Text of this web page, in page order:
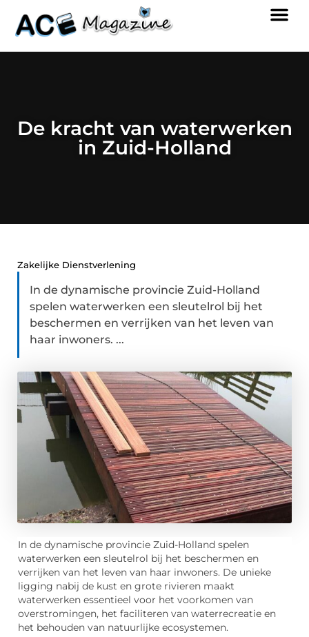
De kracht van waterwerken
in Zuid-Holland
Zakelijke Dienstverlening
In de dynamische provincie Zuid-Holland
spelen waterwerken een sleutelrol bij het
beschermen en verrijken van het leven van
haar inwoners. ...
In de dynamische provincie Zuid-Holland spelen
waterwerken een sleutelrol bij het beschermen en
verrijken van het leven van haar inwoners. De unieke
ligging nabij de kust en grote rivieren maakt
waterwerken essentieel voor het voorkomen van
overstromingen, het faciliteren van waterrecreatie en
het behouden van natuurlijke ecosystemen.